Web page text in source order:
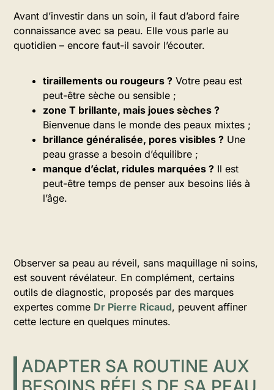
Avant d’investir dans un soin, il faut d’abord faire
connaissance avec sa peau. Elle vous parle au
quotidien – encore faut-il savoir l’écouter.
tiraillements ou rougeurs ? Votre peau est
peut-être sèche ou sensible ;
zone T brillante, mais joues sèches ?
Bienvenue dans le monde des peaux mixtes ;
brillance généralisée, pores visibles ? Une
peau grasse a besoin d’équilibre ;
manque d’éclat, ridules marquées ? Il est
peut-être temps de penser aux besoins liés à
l’âge.
Observer sa peau au réveil, sans maquillage ni soins,
est souvent révélateur. En complément, certains
outils de diagnostic, proposés par des marques
expertes comme Dr Pierre Ricaud, peuvent affiner
cette lecture en quelques minutes.
ADAPTER SA ROUTINE AUX